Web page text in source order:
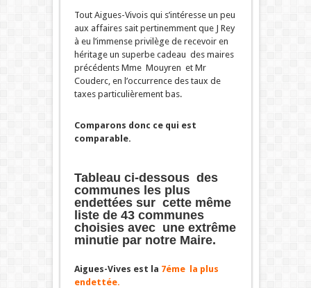
Tout Aigues-Vivois qui s’intéresse un peu
aux affaires sait pertinemment que J Rey
à eu l’immense privilège de recevoir en
héritage un superbe cadeau des maires
précédents Mme Mouyren et Mr
Couderc, en l’occurrence des taux de
taxes particulièrement bas.
Comparons donc ce qui est
comparable.
Tableau ci-dessous des
communes les plus
endettées sur cette même
liste de 43 communes
choisies avec une extrême
minutie par notre Maire.
Aigues-Vives est la 7éme la plus
endettée.